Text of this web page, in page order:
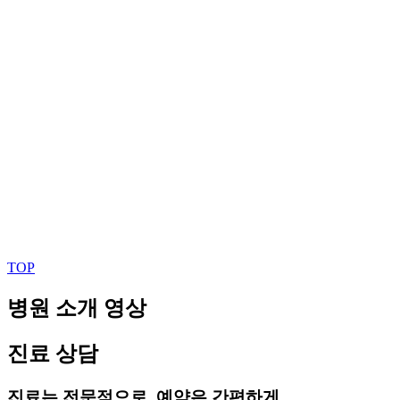
TOP
병원 소개 영상
진료 상담